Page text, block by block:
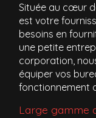
Située au cœur
est votre
besoins en
une petite
corporation,
équiper vos
fonctionnement
Large gamme